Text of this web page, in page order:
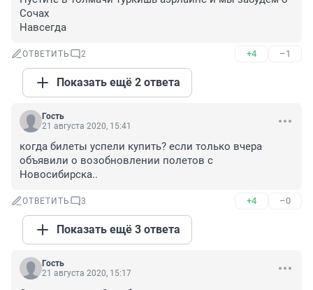
Сочах
Навсегда
ОТВЕТИТЬ 2 +4 –1
Показать ещё 2 ответа
Гость
21 августа 2020, 15:41
когда билеты успели купить? если только вчера
объявили о возобновлении полетов с
Новосибирска..
ОТВЕТИТЬ 3 +4 –0
Показать ещё 3 ответа
Гость
21 августа 2020, 15:17